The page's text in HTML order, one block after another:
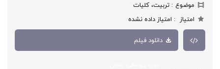
موضوع
تربیت، کلیات
امتیاز
امتیاز داده نشده
دانلود فیلم